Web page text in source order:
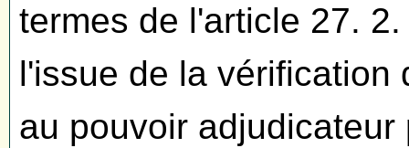
termes de l'article 27.
l'issue de la vérification
au pouvoir